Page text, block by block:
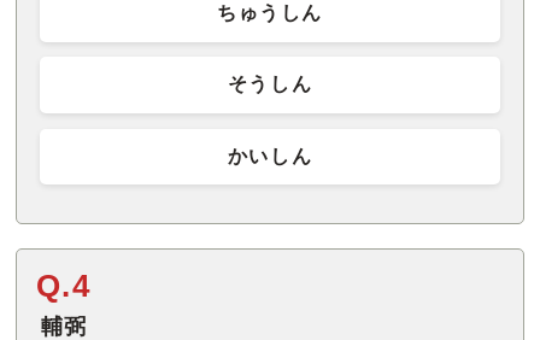
ちゅうしん
そうしん
かいしん
Q.4
輔弼